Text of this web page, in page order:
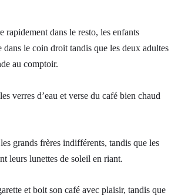
rapidement dans le resto, les enfants
dans le coin droit tandis que les deux adultes
au comptoir.
verres d’eau et verse du café bien chaud
grands frères indifférents, tandis que les
leurs lunettes de soleil en riant.
et boit son café avec plaisir, tandis que